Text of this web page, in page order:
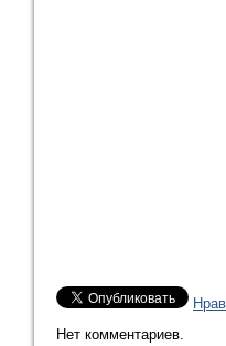
Нет комментариев.